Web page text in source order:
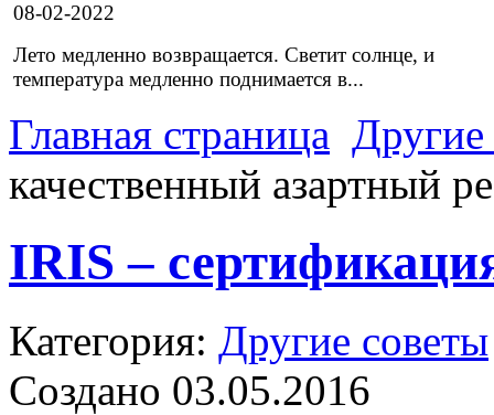
08-02-2022
Лето медленно возвращается. Светит солнце, и
температура медленно поднимается в...
Главная страница Другие
качественный азартный
IRIS –
Категория: Другие советы
Создано 03.05.2016